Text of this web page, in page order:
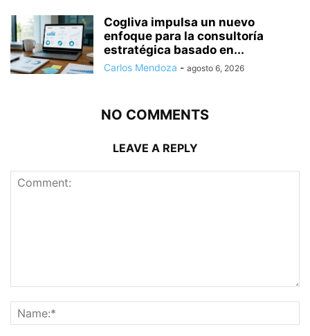
Cogliva impulsa un nuevo
enfoque para la consultoría
estratégica basado en...
Carlos Mendoza - agosto 6, 2026
NO COMMENTS
LEAVE A REPLY